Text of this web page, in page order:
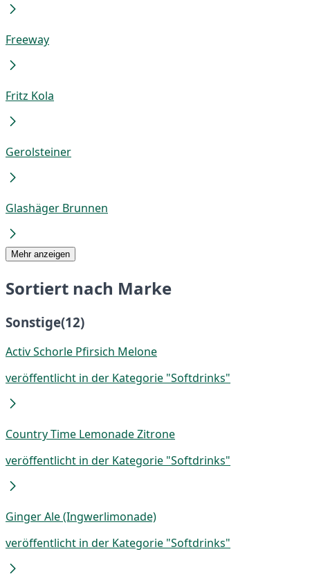
Freeway
Fritz Kola
Gerolsteiner
Glashäger Brunnen
Mehr anzeigen
Sortiert nach Marke
Sonstige(12)
Activ Schorle Pfirsich Melone
veröffentlicht in der Kategorie "Softdrinks"
Country Time Lemonade Zitrone
veröffentlicht in der Kategorie "Softdrinks"
Ginger Ale (Ingwerlimonade)
veröffentlicht in der Kategorie "Softdrinks"